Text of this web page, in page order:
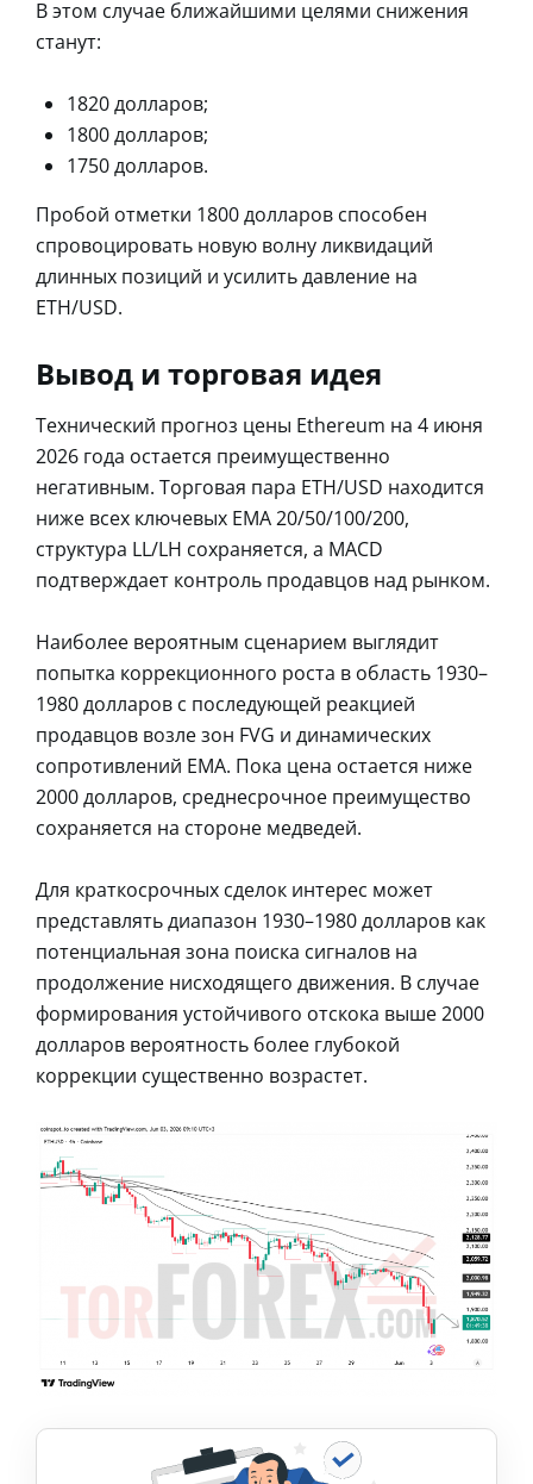
В этом случае ближайшими целями снижения
станут:
1820 долларов;
1800 долларов;
1750 долларов.
Пробой отметки 1800 долларов способен
спровоцировать новую волну ликвидаций
длинных позиций и усилить давление на
ETH/USD.
Вывод и торговая идея
Технический прогноз цены Ethereum на 4 июня
2026 года остается преимущественно
негативным. Торговая пара ETH/USD находится
ниже всех ключевых EMA 20/50/100/200,
структура LL/LH сохраняется, а MACD
подтверждает контроль продавцов над рынком.
Наиболее вероятным сценарием выглядит
попытка коррекционного роста в область 1930–
1980 долларов с последующей реакцией
продавцов возле зон FVG и динамических
сопротивлений EMA. Пока цена остается ниже
2000 долларов, среднесрочное преимущество
сохраняется на стороне медведей.
Для краткосрочных сделок интерес может
представлять диапазон 1930–1980 долларов как
потенциальная зона поиска сигналов на
продолжение нисходящего движения. В случае
формирования устойчивого отскока выше 2000
долларов вероятность более глубокой
коррекции существенно возрастет.